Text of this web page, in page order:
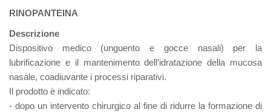
RINOPANTEINA
Descrizione
Dispositivo medico (unguento e gocce nasali) per la
lubrificazione e il mantenimento dell’idratazione della mucosa
nasale, coadiuvante i processi riparativi.
Il prodotto è indicato:
- dopo un intervento chirurgico al fine di ridurre la formazione di